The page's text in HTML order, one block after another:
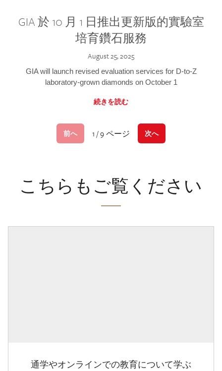
GIA 於 10 月 1 日推出更新版的實驗室
培育鑽石服務
August 25, 2025
GIA will launch revised evaluation services for D-to-Z
laboratory-grown diamonds on October 1
続きを読む
前へ 1 / 9 ページ 次へ
こちらもご覧ください
通学やオンラインでの教育について学ぶ